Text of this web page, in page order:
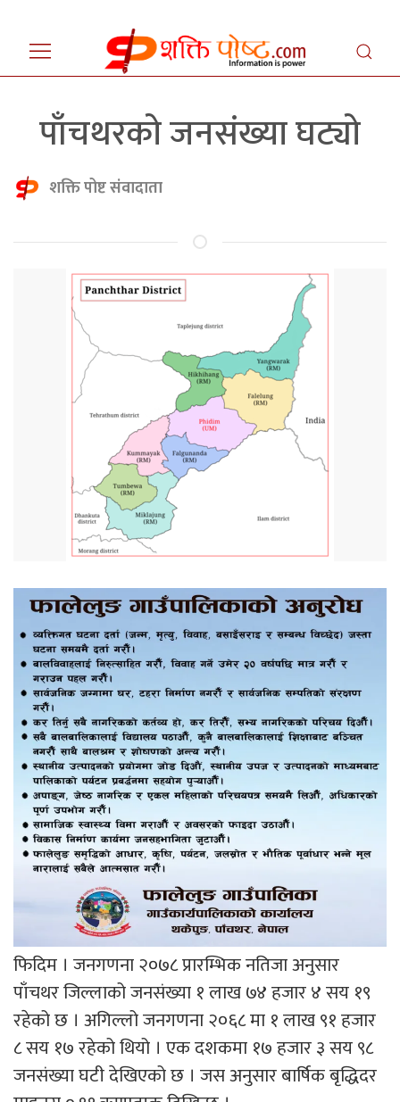
पाँचथरको जनसंख्या घट्यो
शक्ति पोष्ट संवादाता
फिदिम । जनगणना २०७८ प्रारम्भिक नतिजा अनुसार
पाँचथर जिल्लाको जनसंख्या १ लाख ७४ हजार ४ सय १९
रहेको छ । अगिल्लो जनगणना २०६८ मा १ लाख ९१ हजार
८ सय १७ रहेको थियो । एक दशकमा १७ हजार ३ सय ९८
जनसंख्या घटी देखिएको छ । जस अनुसार बार्षिक बृद्धिदर